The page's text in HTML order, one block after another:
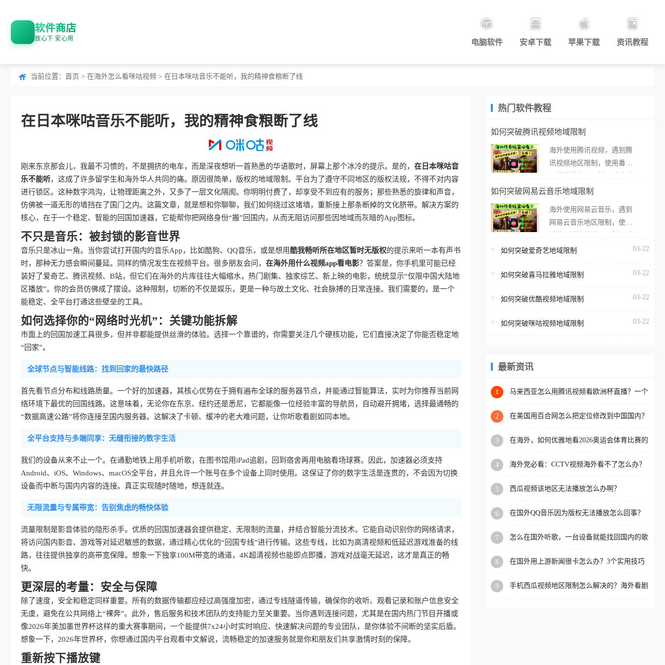
软件商店
放心下 安心用 电脑软件 安卓下载 苹果下载 资讯教程
当前位置： 首页 > 在海外怎么看咪咕视频 > 在日本咪咕音乐不能听，我的精神食粮断了线
在日本咪咕音乐不能听，我的精神食粮断了线
刚来东京那会儿，我最不习惯的，不是拥挤的电车，而是深夜想听一首熟悉的华语歌时，屏幕上那个冰冷的提示。是的， 在日本咪咕音
乐不能听，这成了许多留学生和海外华人共同的痛。原因很简单，版权的地域限制。平台为了遵守不同地区的版权法规，不得不对内容
进行锁区。这种数字鸿沟，让物理距离之外，又多了一层文化隔阂。你明明付费了，却享受不到应有的服务；那些熟悉的旋律和声音，
仿佛被一道无形的墙挡在了国门之内。这篇文章，就是想和你聊聊，我们如何绕过这堵墙，重新接上那条断掉的文化脐带。解决方案的
核心，在于一个稳定、智能的回国加速器，它能帮你把网络身份“搬”回国内，从而无阻访问那些因地域而灰暗的App图标。
不只是音乐：被封锁的影音世界
音乐只是冰山一角。当你尝试打开国内的音乐App，比如酷狗、QQ音乐，或是想用酷我畅听所在地区暂时无版权的提示来听一本有声书
时，那种无力感会瞬间蔓延。同样的情况发生在视频平台。很多朋友会问， 在海外用什么视频app看电影？答案是，你手机里可能已经
装好了爱奇艺、腾讯视频、B站，但它们在海外的片库往往大幅缩水，热门剧集、独家综艺、新上映的电影，统统显示“仅限中国大陆地
区播放”。你的会员仿佛成了摆设。这种限制，切断的不仅是娱乐，更是一种与故土文化、社会脉搏的日常连接。我们需要的，是一个
能稳定、全平台打通这些壁垒的工具。
如何选择你的“网络时光机”：关键功能拆解
市面上的回国加速工具很多，但并非都能提供丝滑的体验。选择一个靠谱的，你需要关注几个硬核功能，它们直接决定了你能否稳定地
“回家”。
全球节点与智能线路：找到回家的最快路径
首先看节点分布和线路质量。一个好的加速器，其核心优势在于拥有遍布全球的服务器节点，并能通过智能算法，实时为你推荐当前网
络环境下最优的回国线路。这意味着，无论你在东京、纽约还是悉尼，它都能像一位经验丰富的导航员，自动避开拥堵，选择最通畅的
“数据高速公路”将你连接至国内服务器。这解决了卡顿、缓冲的老大难问题，让你听歌看剧如同本地。
全平台支持与多端同享：无缝衔接的数字生活
我们的设备从来不止一个。在通勤地铁上用手机听歌，在图书馆用iPad追剧，回到宿舍再用电脑看场球赛。因此，加速器必须支持
Android、iOS、Windows、macOS全平台，并且允许一个账号在多个设备上同时使用。这保证了你的数字生活是连贯的，不会因为切换
设备而中断与国内内容的连接。真正实现随时随地，想连就连。
无限流量与专属带宽：告别焦虑的畅快体验
流量限制是影音体验的隐形杀手。优质的回国加速器会提供稳定、无限制的流量，并结合智能分流技术。它能自动识别你的网络请求，
将访问国内影音、游戏等对延迟敏感的数据，通过精心优化的“回国专线”进行传输。这些专线，比如为高清视频和低延迟游戏准备的线
路，往往提供独享的高带宽保障。想象一下独享100M带宽的通道，4K超清视频也能即点即播，游戏对战毫无延迟，这才是真正的畅
快。
更深层的考量：安全与保障
除了速度，安全和稳定同样重要。所有的数据传输都应经过高强度加密，通过专线隧道传输，确保你的收听、观看记录和账户信息安全
无虞，避免在公共网络上“裸奔”。此外，售后服务和技术团队的支持能力至关重要。当你遇到连接问题，尤其是在国内热门节目开播或
像2026年美加墨世界杯这样的重大赛事期间，一个能提供7x24小时实时响应、快速解决问题的专业团队，是你体验不间断的坚实后盾。
想象一下，2026年世界杯，你想通过国内平台观看中文解说，流畅稳定的加速服务就是你和朋友们共享激情时刻的保障。
重新按下播放键
热门软件教程
如何突破腾讯视频地域限制
海外使用腾讯视频，遇到腾
讯视频地区限制，使用番茄
外打开腾讯视频，却突然弹
地区无法播放”的提示语。
海外用户如香港、澳门、台
亚、欧洲等国家和地区时，
台一样，出现地区及版权限
地区播放。 遇到这个问题的
区工作、留学、定居等，都
权限制所困扰。
如何突破网易云音乐地域限制
海外使用网易云音乐，遇到
网易云音乐地区限制，使用
在海外打开网易云音乐，却
所在的地区无法播放”的提示
门、台湾、美国、加拿大、
区时，网易云音乐也会像其
回国加速器，即可解决「海
版权限制」的问题，无论人
国、加拿大、澳大利亚、欧
学、定居等，都可以使用，
扰。
如何突破爱奇艺地域限制 03-22
如何突破喜马拉雅地域限制 03-22
如何突破优酷视频地域限制 03-22
如何突破咪咕视频地域限制 03-22
最新资讯
1
马来西亚怎么用腾讯视频看欧洲杯直播？一个
2
在美国用百合网怎么把定位修改到中国国内？
3
在海外，如何优雅地看2026奥运会体育比赛的
4
海外党必看：CCTV视频海外看不了怎么办？
5 西瓜视频该地区无法播放怎么办啊？
6
在国外QQ音乐因为版权无法播放怎么回事？
7
怎么在国外听歌，一台设备就能找回国内的歌
8
在国外用上游新闻很卡怎么办？3个实用技巧
9
手机西瓜视频地区限制怎么解决的？海外看剧